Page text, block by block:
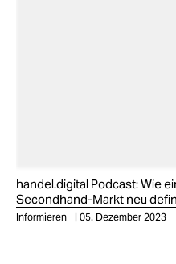
handel.digital Podcast: Wie
Secondhand-Markt neu
Informieren 05. Dezember 2023